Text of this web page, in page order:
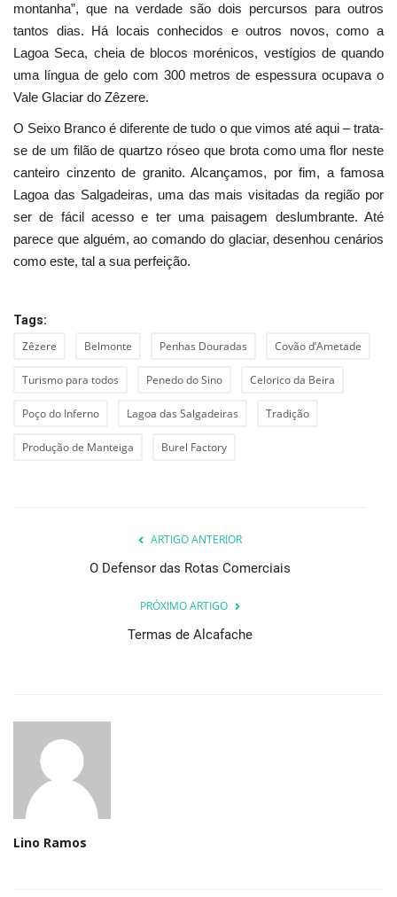
montanha”, que na verdade são dois percursos para outros
tantos dias. Há locais conhecidos e outros novos, como a
Lagoa Seca, cheia de blocos morénicos, vestígios de quando
uma língua de gelo com 300 metros de espessura ocupava o
Vale Glaciar do Zêzere.
O Seixo Branco é diferente de tudo o que vimos até aqui – trata-
se de um filão de quartzo róseo que brota como uma flor neste
canteiro cinzento de granito. Alcançamos, por fim, a famosa
Lagoa das Salgadeiras, uma das mais visitadas da região por
ser de fácil acesso e ter uma paisagem deslumbrante. Até
parece que alguém, ao comando do glaciar, desenhou cenários
como este, tal a sua perfeição.
Tags:
Zêzere Belmonte Penhas Douradas Covão d’Ametade
Turismo para todos Penedo do Sino Celorico da Beira
Poço do Inferno Lagoa das Salgadeiras Tradição
Produção de Manteiga Burel Factory
ARTIGO ANTERIOR
O Defensor das Rotas Comerciais
PRÓXIMO ARTIGO
Termas de Alcafache
Lino Ramos